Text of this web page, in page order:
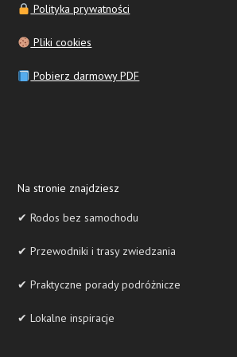
Polityka prywatności
Pliki cookies
Pobierz darmowy PDF
Na stronie znajdziesz
✔ Rodos bez samochodu
✔ Przewodniki i trasy zwiedzania
✔ Praktyczne porady podróżnicze
✔ Lokalne inspiracje